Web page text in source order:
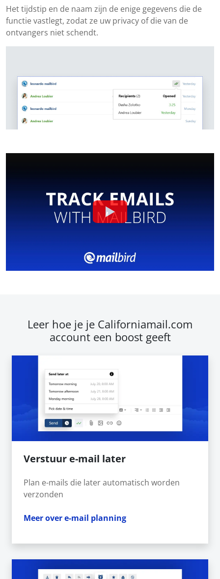
Het tijdstip en de naam zijn de enige gegevens die de
functie vastlegt, zodat ze uw privacy of die van de
ontvangers niet schendt.
Leer hoe je je Californiamail.com
account een boost geeft
Verstuur e-mail later
Plan e-mails die later automatisch worden
verzonden
Meer over e-mail planning